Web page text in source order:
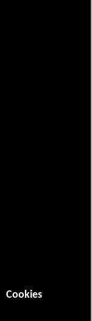
Cookies